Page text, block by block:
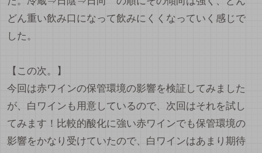
どん重い飲み口になって飲みにくくなっていく感じで
した。
【この次。】
今回は赤ワインの保管環境の影響を検証してみました
が、白ワインも用意しているので、次回はそれを試し
てみます！比較的酸化に強い赤ワインでも保管環境の
影響をかなり受けていたので、白ワインはあまり期待